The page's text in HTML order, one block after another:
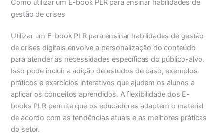
Como utilizar um E-book PLR para ensinar habilidades de
gestão de crises
Utilizar um E-book PLR para ensinar habilidades de gestão
de crises digitais envolve a personalização do conteúdo
para atender às necessidades específicas do público-alvo.
Isso pode incluir a adição de estudos de caso, exemplos
práticos e exercícios interativos que ajudem os alunos a
aplicar os conceitos aprendidos. A flexibilidade dos E-
books PLR permite que os educadores adaptem o material
de acordo com as tendências atuais e as melhores práticas
do setor.